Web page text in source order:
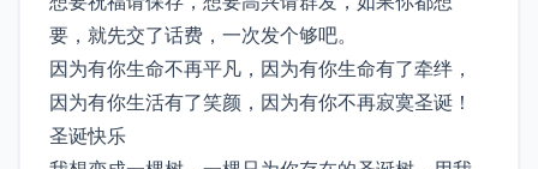
要，就先交了话费，一次发个够吧。
因为有你生命不再平凡，因为有你生命有了牵绊，
因为有你生活有了笑颜，因为有你不再寂寞圣诞！
圣诞快乐